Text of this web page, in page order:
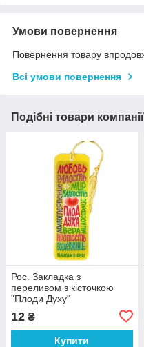
Умови повернення
Повернення товару
Всі умови повернення
Подібні товари компанії
Рос. Закладка з
переливом з кісточкою
"Плоди Духу"
12 ₴
Купити